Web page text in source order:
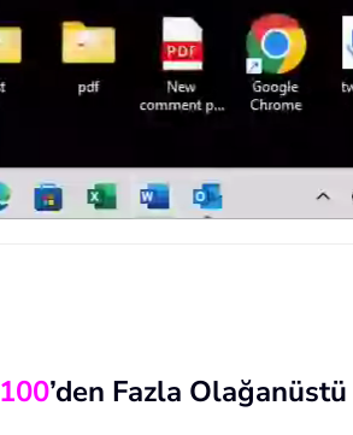
100’den Fazla